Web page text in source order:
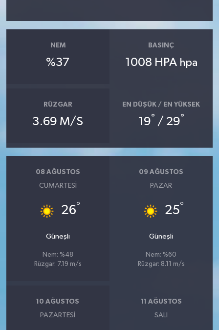
NEM
%37
BASINÇ
1008 HPA hpa
RÜZGAR
3.69 M/S
EN DÜŞÜK / EN YÜKSEK
19° / 29°
08 AĞUSTOS
CUMARTESI
26°
Güneşli
Nem: %48
Rüzgar: 7.19 m/s
09 AĞUSTOS
PAZAR
25°
Güneşli
Nem: %60
Rüzgar: 8.11 m/s
10 AĞUSTOS
PAZARTESI
11 AĞUSTOS
SALI